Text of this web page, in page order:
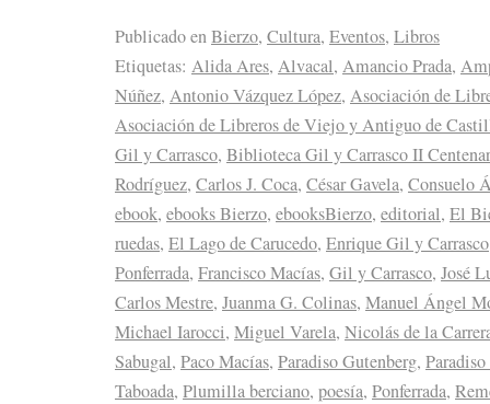
Publicado enBierzo, Cultura, Eventos, Libros
Etiquetas: Alida Ares, Alvacal, Amancio Prada,
Núñez, Antonio Vázquez López, Asociación de
Asociación de Libreros de Viejo y Antiguo de
Gil y Carrasco, Biblioteca Gil y Carrasco II
Rodríguez, Carlos J. Coca, César Gavela, Consuelo
ebook, ebooks Bierzo, ebooksBierzo, editorial, El
ruedas, El Lago de Carucedo, Enrique Gil y Carrasco
Ponferrada, Francisco Macías, Gil y Carrasco, José
Carlos Mestre, Juanma G. Colinas, Manuel Ángel
Michael Iarocci, Miguel Varela, Nicolás de la
Sabugal, Paco Macías, Paradiso Gutenberg,
Taboada, Plumilla berciano, poesía, Ponferrada,